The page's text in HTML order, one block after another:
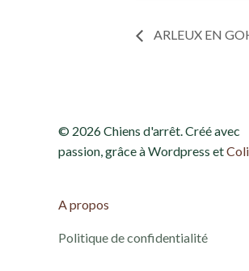
ARLEUX EN
© 2026 Chiens d'arrêt. Créé avec
passion, grâce à Wordpress et
A propos
Politique de confidentialité